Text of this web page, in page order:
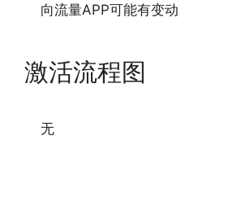
向流量APP可能有变动
激活流程图
无